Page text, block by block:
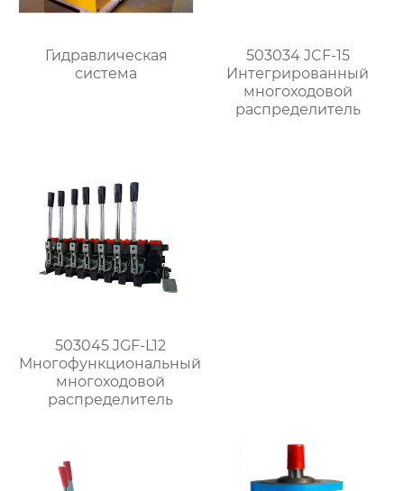
Гидравлическая
система
503034 JCF-15
Интегрированный
многоходовой
распределитель
503045 JGF-L12
Многофункциональный
многоходовой
распределитель